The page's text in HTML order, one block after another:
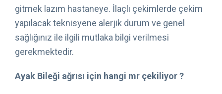
gitmek lazım hastaneye. İlaçlı çekimlerde çekim
yapılacak teknisyene alerjik durum ve genel
sağlığınız ile ilgili mutlaka bilgi verilmesi
gerekmektedir.
Ayak Bileği ağrısı için hangi mr çekiliyor ?